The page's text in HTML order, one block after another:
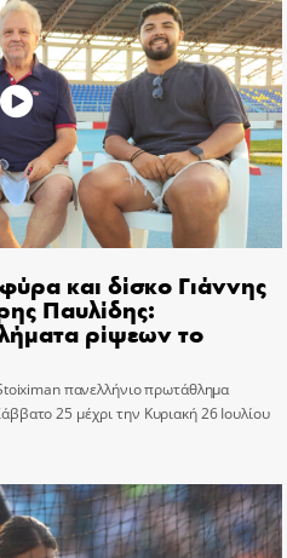
και δίσκο Γιάννης
Παυλίδης:
ρίψεων το
πανελλήνιο πρωτάθλημα
25 μέχρι την Κυριακή 26 Ιουλίου